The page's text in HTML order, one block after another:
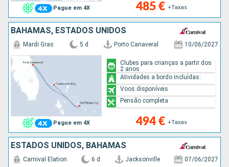
Pague em 4X 485 € +Taxas
BAHAMAS, ESTADOS UNIDOS
Pague em 4X
Mardi Gras 5 d Porto Canaveral 10/06/2027
494 € +Taxas
Clubes para crianças a partir dos
2 anos
Atividades a bordo incluídas:
Voos disponíveis
Pensão completa
ESTADOS UNIDOS, BAHAMAS
Carnival Elation 6 d Jacksonville 07/06/2027